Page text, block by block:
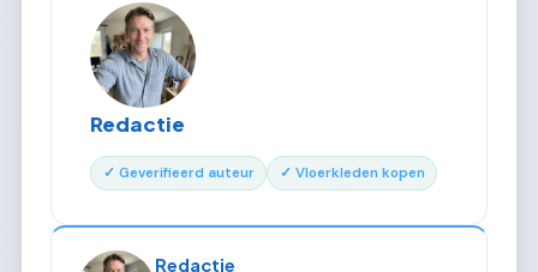
Redactie
✓ Geverifieerd auteur ✓ Vloerkleden kopen
Redactie